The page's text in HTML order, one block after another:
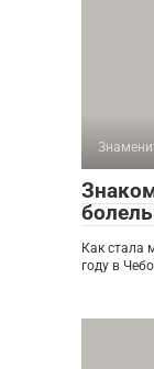
Как стала
году в